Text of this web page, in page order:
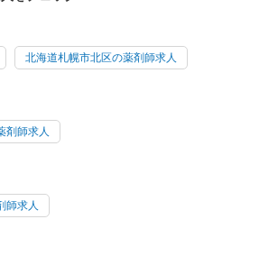
北海道札幌市北区の薬剤師求人
剤師求人
師求人